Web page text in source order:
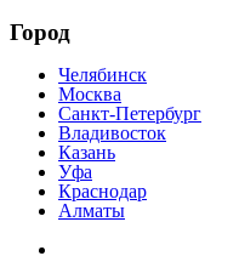
Город
Челябинск
Москва
Санкт-Петербург
Владивосток
Казань
Уфа
Краснодар
Алматы